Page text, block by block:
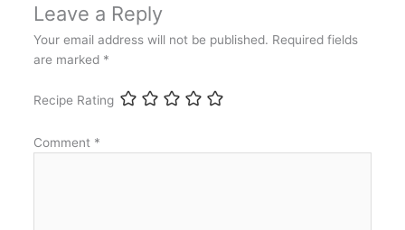
Leave a Reply
Your email address will not be published. Required fields
are marked *
Recipe Rating
Comment *